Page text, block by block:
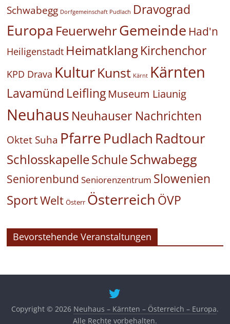
Schwabegg Dorfgemeinschaft Pudlach Dravograd
Europa FeuerwehrGemeinde Had'n
Heiligenstadt HeimatklangKirchenchor
KPD Drava KulturKunst Kärnt Kärnten
Lavamünd Leifling Museum Liaunig
Neuhaus Neuhauser Nachrichten
Oktet Suha PfarrePudlach Radtour
SchlosskapelleSchuleSchwabegg
Seniorenbund Seniorenzentrum Slowenien
SportWelt Österr Österreich ÖVP
Bevorstehende Veranstaltungen
Copyright © 2026 Neuhaus – Kärnten – Österreich – Europa.
Alle Rechte vorbehalten.